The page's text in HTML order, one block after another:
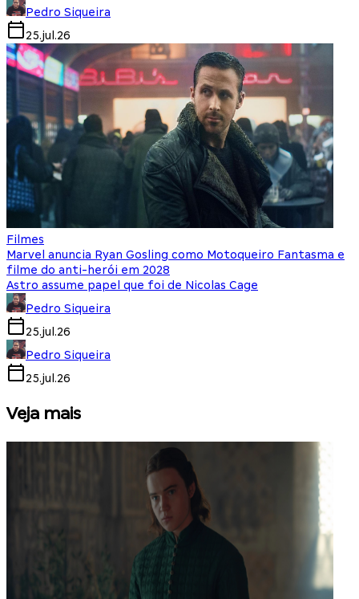
Pedro Siqueira
25.jul.26
Filmes
Marvel anuncia Ryan Gosling como Motoqueiro Fantasma e
filme do anti-herói em 2028
Astro assume papel que foi de Nicolas Cage
Pedro Siqueira
25.jul.26
Pedro Siqueira
25.jul.26
Veja mais